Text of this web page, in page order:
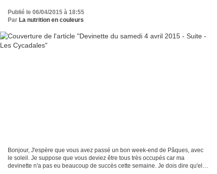
Publié le 06/04/2015 à 18:55
Par La nutrition en couleurs
Bonjour, J'espère que vous avez passé un bon week-end de Pâques, avec
le soleil. Je suppose que vous deviez être tous très occupés car ma
devinette n'a pas eu beaucoup de succès cette semaine. Je dois dire qu'elle